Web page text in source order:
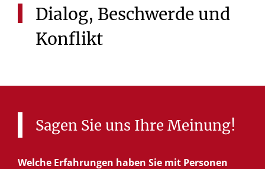
Dialog, Beschwerde und
Konflikt
Sagen Sie uns Ihre Meinung!
Welche Erfahrungen haben Sie mit Personen